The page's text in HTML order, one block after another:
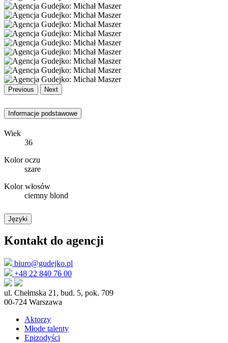
Previous Next
Informacje podstawowe
Wiek
36
Kolor oczu
szare
Kolor włosów
ciemny blond
Języki
Kontakt do agencji
biuro@gudejko.pl
+48 22 840 76 00
ul. Chełmska 21, bud. 5, pok. 709
00-724 Warszawa
Aktorzy
Młode talenty
Epizodyści